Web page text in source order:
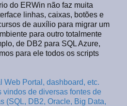
do ERWin não faz muita
linhas, caixas, botões e
de auxílio para migrar um
para outro totalmente
de DB2 para SQL Azure,
para ele todos os scripts
Web Portal, dashboard, etc.
vindos de diversas fontes de
(SQL, DB2, Oracle, Big Data,